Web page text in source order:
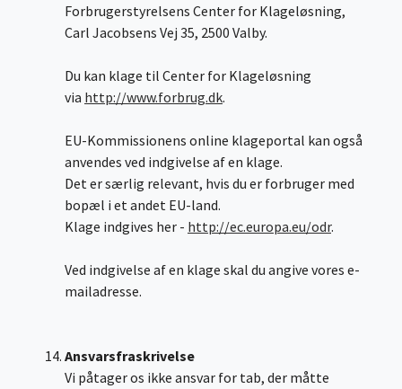
Forbrugerstyrelsens Center for Klageløsning,
Carl Jacobsens Vej 35, 2500 Valby.
Du kan klage til Center for Klageløsning
via http://www.forbrug.dk.
EU-Kommissionens online klageportal kan også
anvendes ved indgivelse af en klage.
Det er særlig relevant, hvis du er forbruger med
bopæl i et andet EU-land.
Klage indgives her - http://ec.europa.eu/odr.
Ved indgivelse af en klage skal du angive vores e-
mailadresse.
Ansvarsfraskrivelse
Vi påtager os ikke ansvar for tab, der måtte